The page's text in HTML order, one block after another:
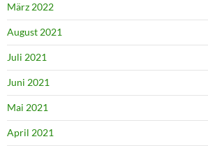
März 2022
August 2021
Juli 2021
Juni 2021
Mai 2021
April 2021